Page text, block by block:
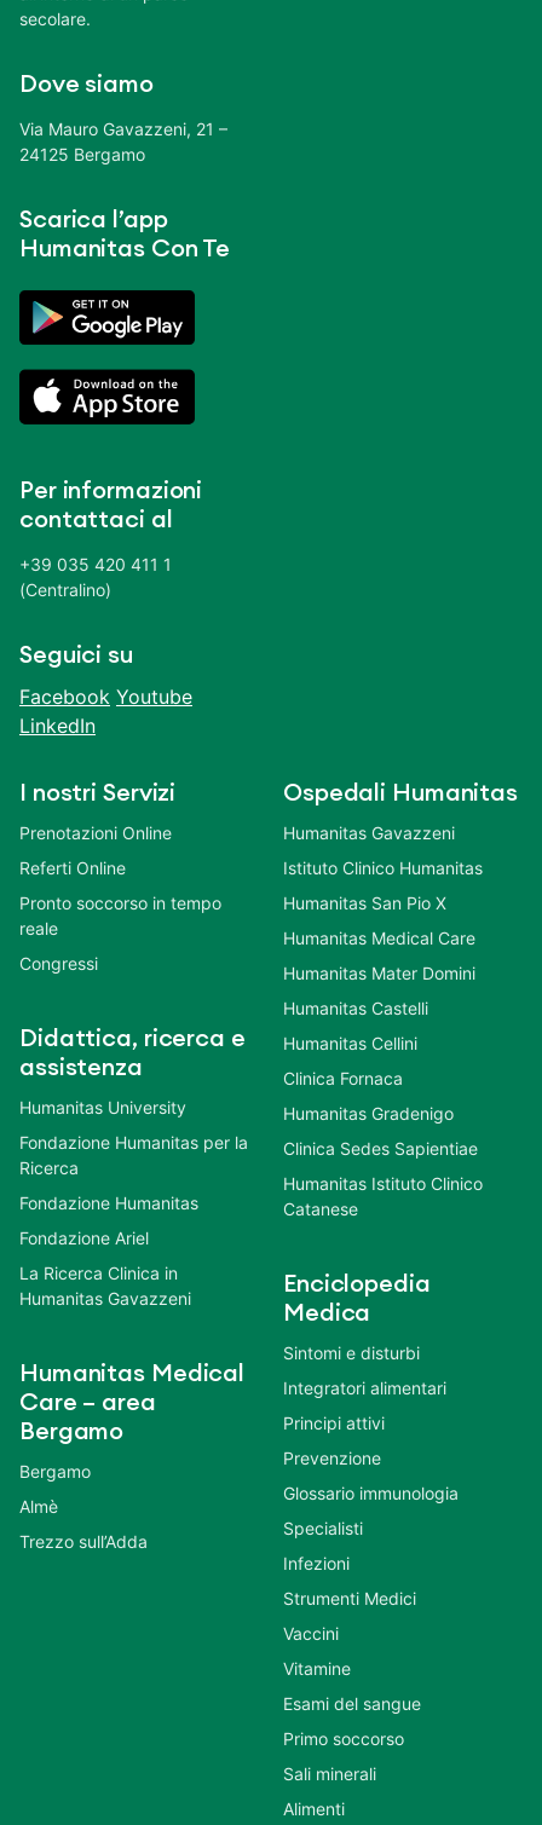
secolare.
Dove siamo
Via Mauro Gavazzeni, 21 –
24125 Bergamo
Scarica l’app
Humanitas Con Te
Per informazioni
contattaci al
+39 035 420 411 1
(Centralino)
Seguici su
Facebook Youtube
LinkedIn
I nostri Servizi
Prenotazioni Online
Referti Online
Pronto soccorso in tempo
reale
Congressi
Didattica, ricerca e
assistenza
Humanitas University
Fondazione Humanitas per la
Ricerca
Fondazione Humanitas
Fondazione Ariel
La Ricerca Clinica in
Humanitas Gavazzeni
Humanitas Medical
Care – area
Bergamo
Bergamo
Almè
Trezzo sull’Adda
Ospedali Humanitas
Humanitas Gavazzeni
Istituto Clinico Humanitas
Humanitas San Pio X
Humanitas Medical Care
Humanitas Mater Domini
Humanitas Castelli
Humanitas Cellini
Clinica Fornaca
Humanitas Gradenigo
Clinica Sedes Sapientiae
Humanitas Istituto Clinico
Catanese
Enciclopedia
Medica
Sintomi e disturbi
Integratori alimentari
Principi attivi
Prevenzione
Glossario immunologia
Specialisti
Infezioni
Strumenti Medici
Vaccini
Vitamine
Esami del sangue
Primo soccorso
Sali minerali
Alimenti